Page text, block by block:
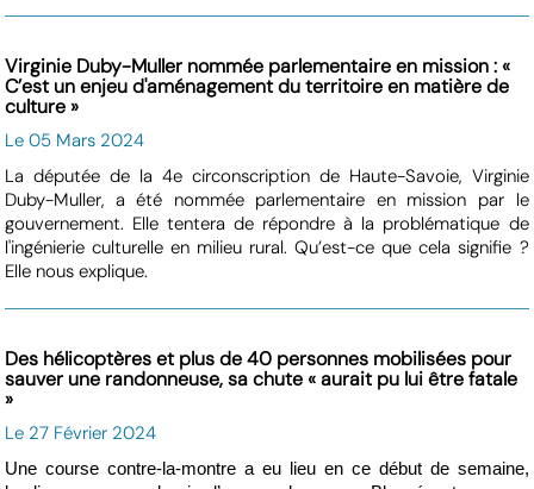
Virginie Duby-Muller nommée parlementaire en mission : «
C’est un enjeu d'aménagement du territoire en matière de
culture »
Le 05 Mars 2024
La députée de la 4e circonscription de Haute-Savoie, Virginie
Duby-Muller, a été nommée parlementaire en mission par le
gouvernement. Elle tentera de répondre à la problématique de
l'ingénierie culturelle en milieu rural. Qu’est-ce que cela signifie ?
Elle nous explique.
Des hélicoptères et plus de 40 personnes mobilisées pour
sauver une randonneuse, sa chute « aurait pu lui être fatale
»
Le 27 Février 2024
Une course contre-la-montre a eu lieu en ce début de semaine,